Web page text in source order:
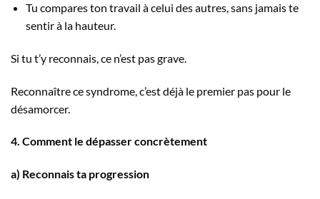
Tu compares ton travail à celui des autres, sans jamais te
sentir à la hauteur.
Si tu t’y reconnais, ce n’est pas grave.
Reconnaître ce syndrome, c’est déjà le premier pas pour le
désamorcer.
4. Comment le dépasser concrètement
a) Reconnais ta progression